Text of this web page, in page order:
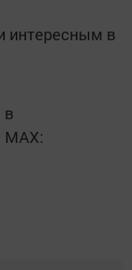
интересным в
в
MАХ: